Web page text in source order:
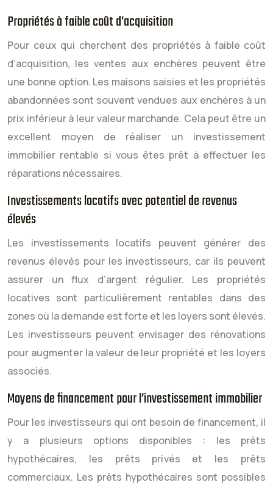
Propriétés à faible coût d’acquisition
Pour ceux qui cherchent des propriétés à faible coût
d’acquisition, les ventes aux enchères peuvent être
une bonne option. Les maisons saisies et les propriétés
abandonnées sont souvent vendues aux enchères à un
prix inférieur à leur valeur marchande. Cela peut être un
excellent moyen de réaliser un investissement
immobilier rentable si vous êtes prêt à effectuer les
réparations nécessaires.
Investissements locatifs avec potentiel de revenus
élevés
Les investissements locatifs peuvent générer des
revenus élevés pour les investisseurs, car ils peuvent
assurer un flux d’argent régulier. Les propriétés
locatives sont particulièrement rentables dans des
zones où la demande est forte et les loyers sont élevés.
Les investisseurs peuvent envisager des rénovations
pour augmenter la valeur de leur propriété et les loyers
associés.
Moyens de financement pour l’investissement immobilier
Pour les investisseurs qui ont besoin de financement, il
y a plusieurs options disponibles : les prêts
hypothécaires, les prêts privés et les prêts
commerciaux. Les prêts hypothécaires sont possibles